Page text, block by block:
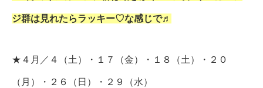
ジ群は見れたらラッキー♡な感じで♬
★４月／４（土）・１７（金）・１８（土）・２０
（月）・２６（日）・２９（水）